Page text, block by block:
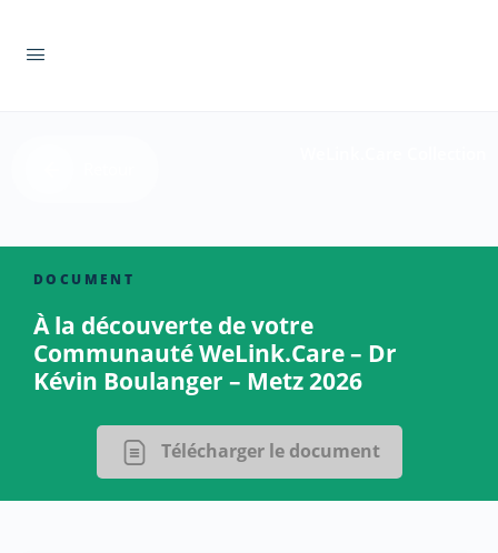
DOCUMENT
À la découverte de votre
Communauté WeLink.Care – Dr
Kévin Boulanger – Metz 2026
Télécharger le document